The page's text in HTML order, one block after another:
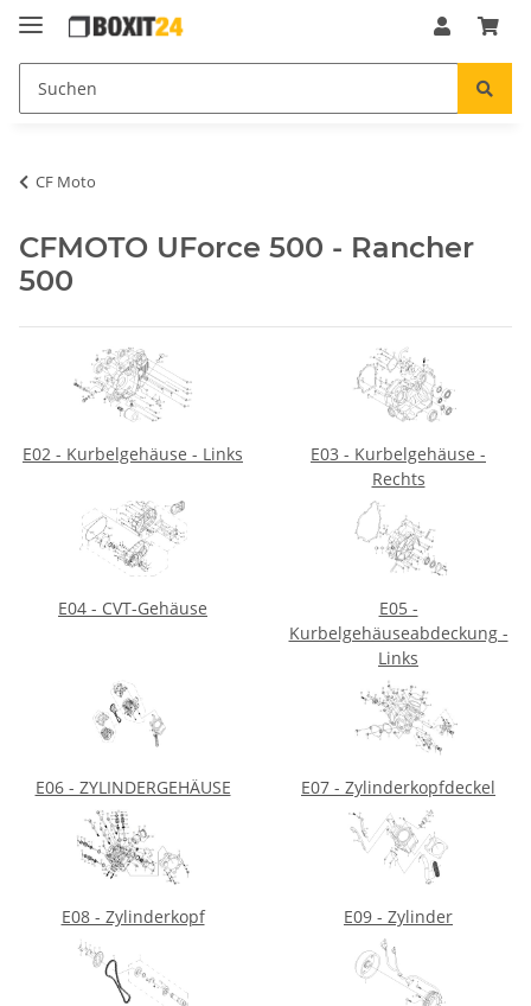
CF Moto
CFMOTO UForce 500 - Rancher
500
E02 - Kurbelgehäuse - Links
E03 - Kurbelgehäuse -
Rechts
E04 - CVT-Gehäuse
E05 -
Kurbelgehäuseabdeckung -
Links
E06 - ZYLINDERGEHÄUSE E07 - Zylinderkopfdeckel
E08 - Zylinderkopf E09 - Zylinder